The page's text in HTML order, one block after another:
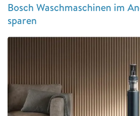
Bosch Waschmaschinen im
sparen